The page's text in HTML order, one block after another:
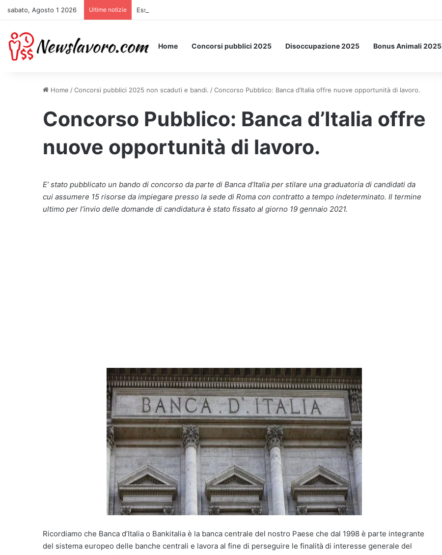
sabato, Agosto 1 2026 Ultime notizie Essere Pagati per Stare a Letto: ecco l’esperimento spaziale.
Home Concorsi pubblici 2025 Disoccupazione 2025 Bonus Animali 2025
Home /Concorsi pubblici 2025 non scaduti e bandi. /Concorso Pubblico: Banca d’Italia offre nuove opportunità di lavoro.
Concorso Pubblico: Banca d’Italia offre
nuove opportunità di lavoro.
E’ stato pubblicato un bando di concorso da parte di Banca d’Italia per stilare una graduatoria di candidati da
cui assumere 15 risorse da impiegare presso la sede di Roma con contratto a tempo indeterminato. Il termine
ultimo per l’invio delle domande di candidatura è stato fissato al giorno 19 gennaio 2021.
Ricordiamo che Banca d’Italia o Bankitalia è la banca centrale del nostro Paese che dal 1998 è parte integrante
del sistema europeo delle banche centrali e lavora al fine di perseguire le finalità di interesse generale del